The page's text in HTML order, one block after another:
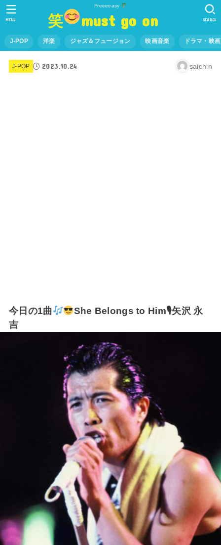
Freeeeasy
笑 must go on
J-POP 洋楽 ジャズ＆フュージョン 映画音楽 ドラマ・映
SEARCH
MENU
J-POP 2023.10.24 saichin
今日の1曲
She Belongs to Him🎙矢沢 永
吉